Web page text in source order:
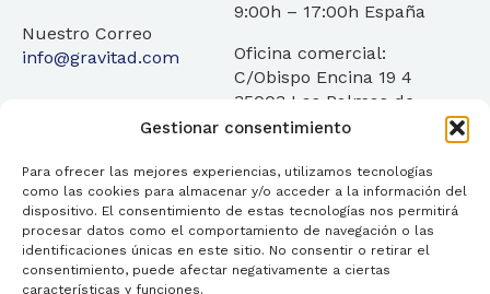
Gestionar consentimiento
Para ofrecer las mejores experiencias, utilizamos tecnologías
como las cookies para almacenar y/o acceder a la información del
dispositivo. El consentimiento de estas tecnologías nos permitirá
procesar datos como el comportamiento de navegación o las
identificaciones únicas en este sitio. No consentir o retirar el
consentimiento, puede afectar negativamente a ciertas
características y funciones.
Nuestro Correo
info@gravitad.com
9:00h – 17:00h España
Oficina comercial:
C/Obispo Encina 19 4
35003 Las Palmas de
Gran Canaria
Servicios ¿Quienes Somos? Transparencia